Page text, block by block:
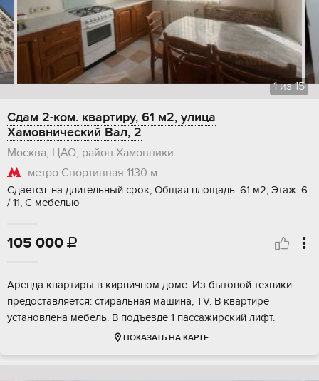
1из15
Сдам 2-ком. квартиру, 61 м2, улица
Хамовнический Вал, 2
Москва, ЦАО, район Хамовники
метро Спортивная 1130 м
Сдается: на длительный срок, Общая площадь: 61 м2, Этаж: 6
/ 11, С мебелью
105 000 
Аренда квартиры в кирпичном доме. Из бытовой техники
предоставляется: стиральная машина, TV. В квартире
установлена мебель. В подъезде 1 пассажирский лифт.
ПОКАЗАТЬ НА КАРТЕ